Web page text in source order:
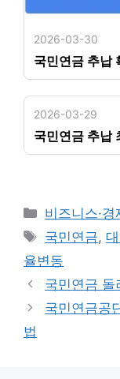
2026-03-30
국민연금 추납
2026-03-29
국민연금 추납
카
테
리
비즈니스·경
태
그
국민연금,
율변동
국민연금 돌
국민연금공
법